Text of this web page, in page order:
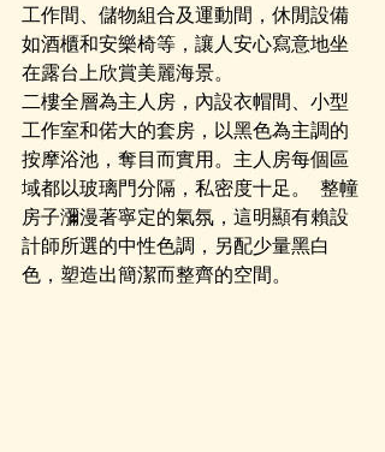
工作間、儲物組合及運動間，休閒設備
如酒櫃和安樂椅等，讓人安心寫意地坐
在露台上欣賞美麗海景。
二樓全層為主人房，內設衣帽間、小型
工作室和偌大的套房，以黑色為主調的
按摩浴池，奪目而實用。主人房每個區
域都以玻璃門分隔，私密度十足。 ​ 整幢
房子瀰漫著寧定的氣氛，這明顯有賴設
計師所選的中性色調，另配少量黑白
色，塑造出簡潔而整齊的空間。